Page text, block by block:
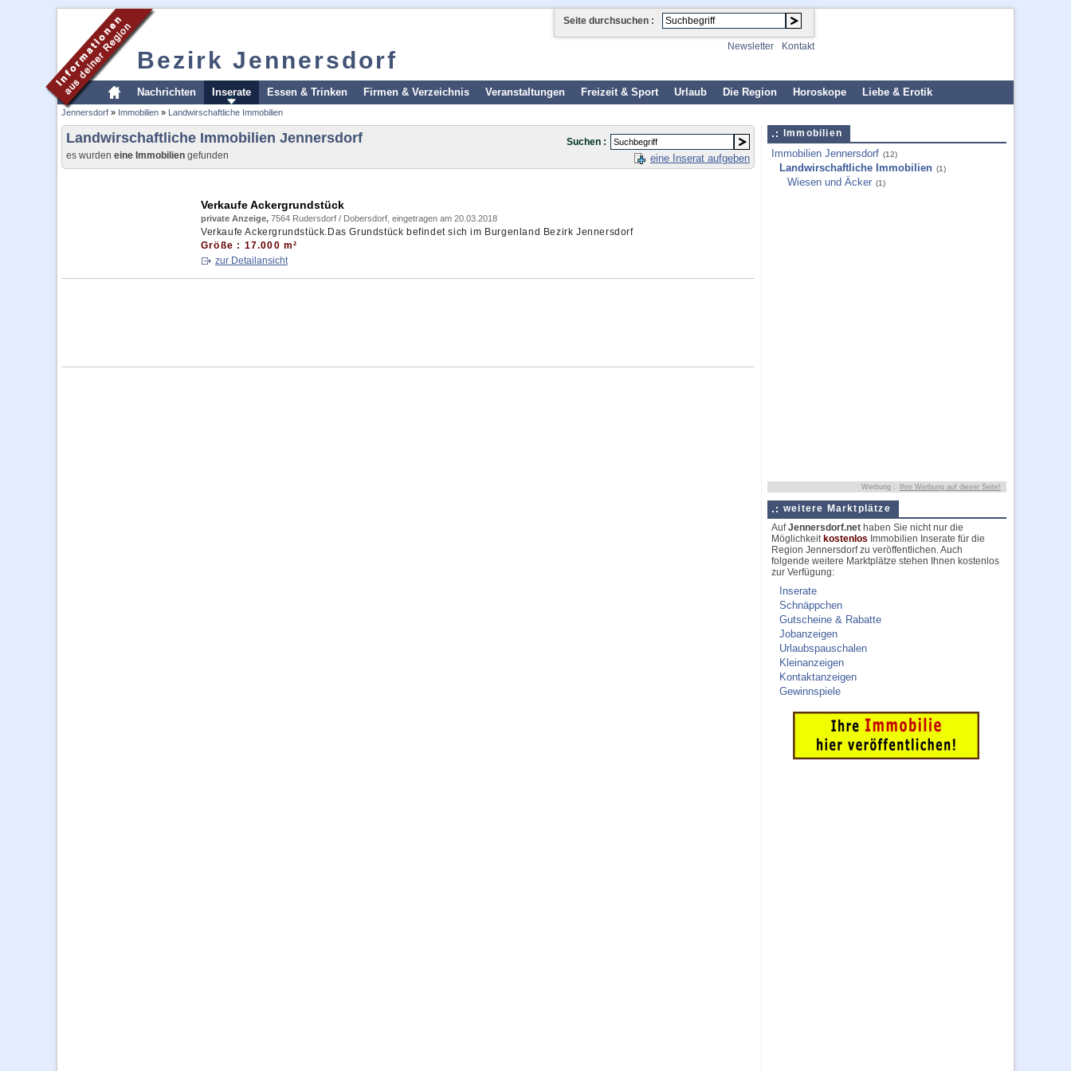
Bezirk Jennersdorf
Seite durchsuchen :
Newsletter Kontakt
Nachrichten Inserate Essen & Trinken Firmen & Verzeichnis Veranstaltungen Freizeit & Sport Urlaub Die Region Horoskope Liebe & Erotik
Jennersdorf » Immobilien » Landwirschaftliche Immobilien
Landwirschaftliche Immobilien Jennersdorf
es wurden eine Immobilien gefunden
Suchen :
eine Inserat aufgeben
Verkaufe Ackergrundstück
private Anzeige, 7564 Rudersdorf / Dobersdorf, eingetragen am 20.03.2018
Verkaufe Ackergrundstück.Das Grundstück befindet sich im Burgenland Bezirk Jennersdorf
Größe : 17.000 m²
zur Detailansicht
Immobilien
Immobilien Jennersdorf (12)
Landwirschaftliche Immobilien (1)
Wiesen und Äcker (1)
Werbung : Ihre Werbung auf dieser Seite!
weitere Marktplätze
AufJennersdorf.net haben Sie nicht nur die
Möglichkeit kostenlos Immobilien Inserate für die
Region Jennersdorf zu veröffentlichen. Auch
folgende weitere Marktplätze stehen Ihnen kostenlos
zur Verfügung:
Inserate
Schnäppchen
Gutscheine & Rabatte
Jobanzeigen
Urlaubspauschalen
Kleinanzeigen
Kontaktanzeigen
Gewinnspiele